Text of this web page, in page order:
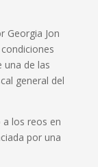
Georgia Jon
una de las
general del
los reos en
por una